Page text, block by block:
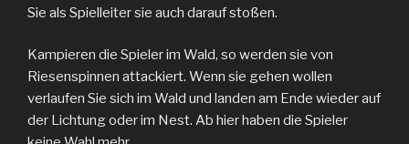
Sie als Spielleiter sie auch darauf stoßen.
Kampieren die Spieler im Wald, so werden sie von
Riesenspinnen attackiert. Wenn sie gehen wollen
verlaufen Sie sich im Wald und landen am Ende wieder auf
der Lichtung oder im Nest. Ab hier haben die Spieler